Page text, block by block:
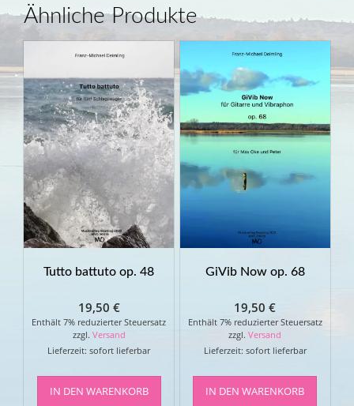
Ähnliche Produkte
Tutto battuto op. 48
19,50 €
Enthält 7% reduzierter Steuersatz
zzgl. Versand
Lieferzeit: sofort lieferbar
IN DEN WARENKORB
GiVib Now op. 68
19,50€
Enthält 7% reduzierter Steuersatz
zzgl.Versand
Lieferzeit: sofort lieferbar
IN DEN WARENKORB